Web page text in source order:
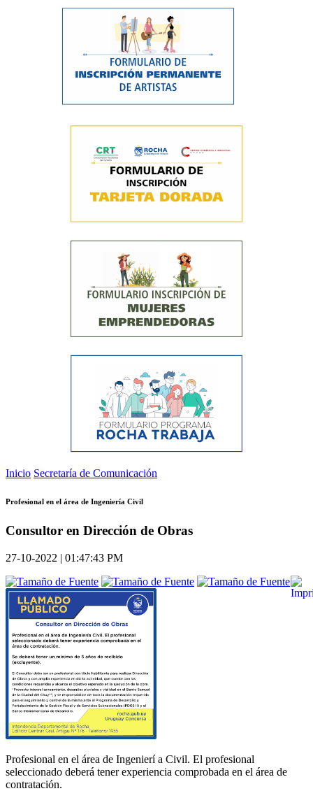
Inicio Secretaría de Comunicación
Profesional en el área de Ingeniería Civil
Consultor en Dirección de Obras
27-10-2022 | 01:47:43 PM
Profesional en el área de Ingenierí a Civil. El profesional
seleccionado deberá tener experiencia comprobada en el área de
contratación.